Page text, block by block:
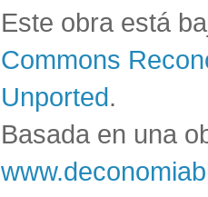
Este obra está
Commons
Unported.
Basada en una